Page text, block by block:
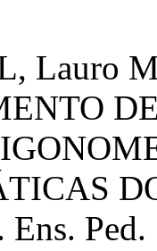
Lauro
Ped.